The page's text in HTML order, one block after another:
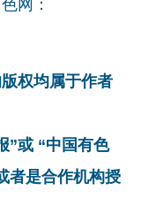
网：
权均属于作者
”或 “中国有色
者是合作机构授